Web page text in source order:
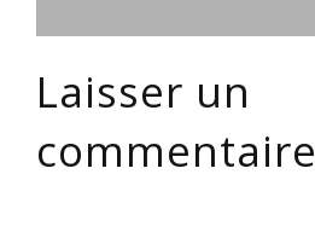
Laisser un
commentaire